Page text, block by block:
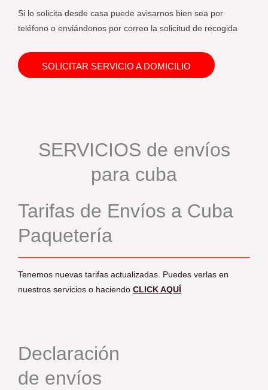
Si lo solicita desde casa puede avisarnos bien sea por
teléfono o enviándonos por correo la solicitud de recogida
SOLICITAR SERVICIO A DOMICILIO
SERVICIOS de envíos
para cuba
Tarifas de Envíos a Cuba
Paquetería
Tenemos nuevas tarifas actualizadas. Puedes verlas en
nuestros servicios o haciendo CLICK AQUÍ
Declaración
de envíos